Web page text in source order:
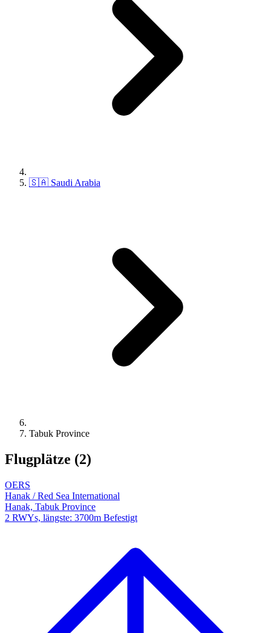
🇸🇦 Saudi Arabia
Tabuk Province
Flugplätze (2)
OERS
Hanak / Red Sea International
Hanak, Tabuk Province
2 RWYs, längste: 3700m Befestigt